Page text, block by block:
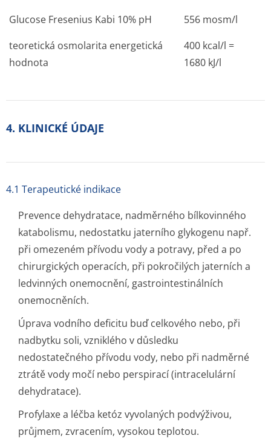
Glucose Fresenius Kabi 10% pH
teoretická osmolarita energetická
hodnota
556 mosm/l
400 kcal/l =
1680 kJ/l
4. KLINICKÉ ÚDAJE
4.1 Terapeutické indikace
Prevence dehydratace, nadměrného bílkovinného
katabolismu, nedostatku jaterního glykogenu např.
při omezeném přívodu vody a potravy, před a po
chirurgických operacích, při pokročilých jaterních a
ledvinných onemocnění, gastrointesti­nálních
onemocněních.
Úprava vodního deficitu buď celkového nebo, při
nadbytku soli, vzniklého v důsledku
nedostatečného přívodu vody, nebo při nadměrné
ztrátě vody močí nebo perspirací (intracelulární
dehydratace).
Profylaxe a léčba ketóz vyvolaných podvýživou,
průjmem, zvracením, vysokou teplotou.